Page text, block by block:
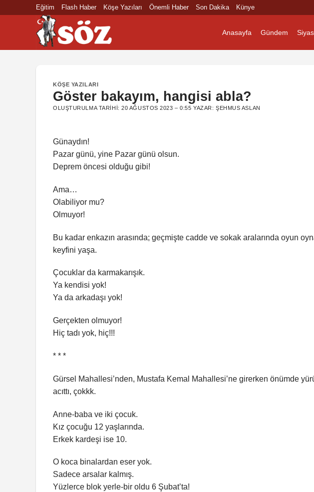
Eğitim Flash Haber Köşe Yazıları Önemli Haber Son Dakika Künye
Anasayfa Gündem
KÖŞE YAZILARI
Göster bakayım, hangisi abla?
OLUŞTURULMA TARIHI:20 AĞUSTOS 2023 – 0:55 YAZAR:ŞEHMUS ASLAN
Günaydın!
Pazar günü, yine Pazar günü olsun.
Deprem öncesi olduğu gibi!
Ama…
Olabiliyor mu?
Olmuyor!
Bu kadar enkazın arasında; geçmişte cadde ve sokak aralarında oyun
keyfini yaşa.
Çocuklar da karmakarışık.
Ya kendisi yok!
Ya da arkadaşı yok!
Gerçekten olmuyor!
Hiç tadı yok, hiç!!!
* * *
Gürsel Mahallesi’nden, Mustafa Kemal Mahallesi’ne girerken önümde
acıttı, çokkk.
Anne-baba ve iki çocuk.
Kız çocuğu 12 yaşlarında.
Erkek kardeşi ise 10.
O koca binalardan eser yok.
Sadece arsalar kalmış.
Yüzlerce blok yerle-bir oldu 6 Şubat’ta!